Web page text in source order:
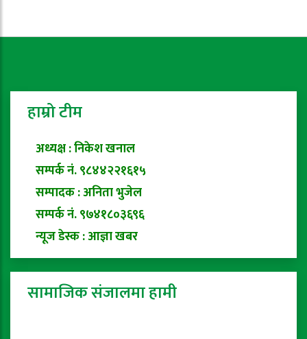
हाम्रो टीम
अध्यक्ष : निकेश खनाल
सम्पर्क नं. ९८४४२२१६१५
सम्पादक : अनिता भुजेल
सम्पर्क नं. ९७४१८०३६९६
न्यूज डेस्क : आज्ञा खबर
सामाजिक संजालमा हामी